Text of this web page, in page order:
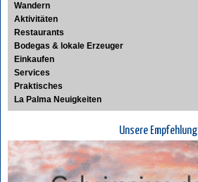
Wandern
Aktivitäten
Restaurants
Bodegas & lokale Erzeuger
Einkaufen
Services
Praktisches
La Palma Neuigkeiten
Unsere Empfehlung